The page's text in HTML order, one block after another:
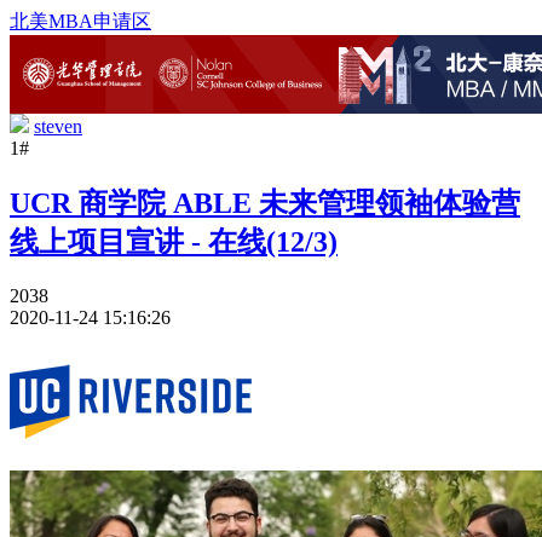
北美MBA申请区
steven
1#
UCR 商学院 ABLE 未来管理领袖体验营
线上项目宣讲 - 在线(12/3)
2038
2020-11-24 15:16:26